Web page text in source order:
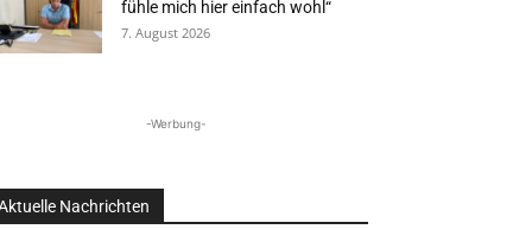
fühle mich hier einfach wohl“
7. August 2026
-Werbung-
Nachrichten